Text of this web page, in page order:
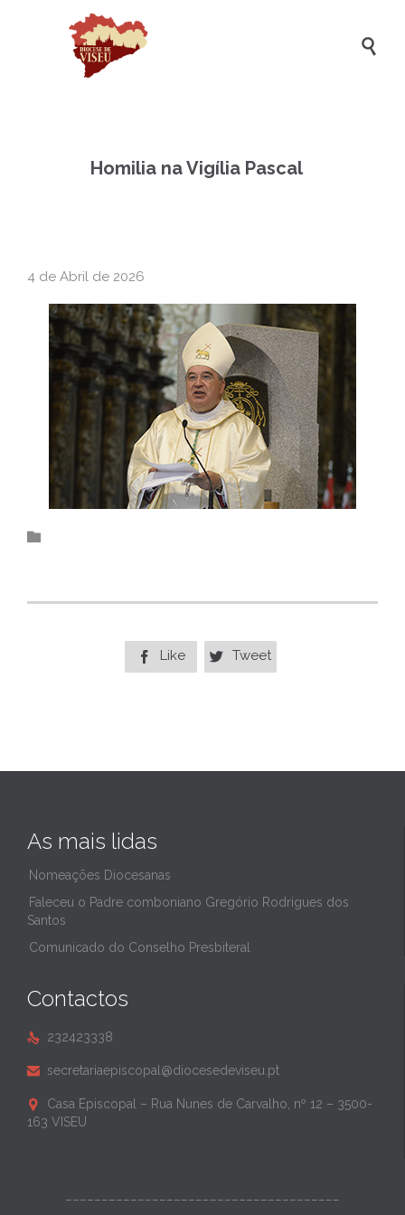

Homilia na Vigília Pascal
4 de Abril de 2026

 Like  Tweet
As mais lidas
Nomeações Diocesanas
Faleceu o Padre comboniano Gregório Rodrigues dos
Santos
Comunicado do Conselho Presbiteral
Contactos
 232423338
 secretariaepiscopal@diocesedeviseu.pt

Casa Episcopal – Rua Nunes de Carvalho, nº 12 – 3500-
163 VISEU